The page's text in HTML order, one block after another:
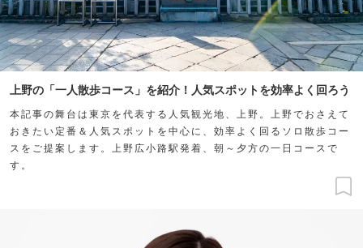
上野の「一人散歩コース」を紹介！人気スポットを効率よく回ろう
本記事の舞台は東京を代表する人気観光地、上野。上野でおさえて
おきたい定番＆人気スポットを中心に、効率よく回るソロ散歩コー
スをご提案します。上野広小路駅発着、朝～夕方の一日コースで
す。